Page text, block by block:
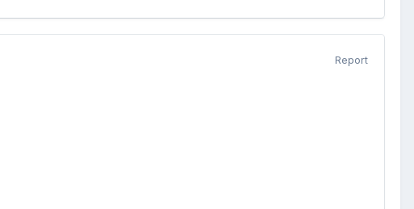
Report